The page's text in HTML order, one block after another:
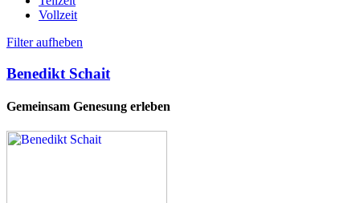
Vollzeit
Filter aufheben
Benedikt Schait
Gemeinsam Genesung erleben